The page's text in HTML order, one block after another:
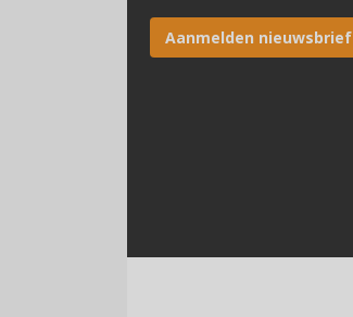
Aanmelden nieuwsbrief